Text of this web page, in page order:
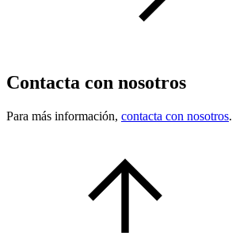
Contacta con nosotros
Para más información, contacta con nosotros.